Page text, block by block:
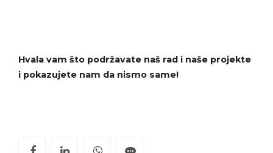
Hvala vam što podržavate naš rad i naše projekte
i pokazujete nam da nismo same!